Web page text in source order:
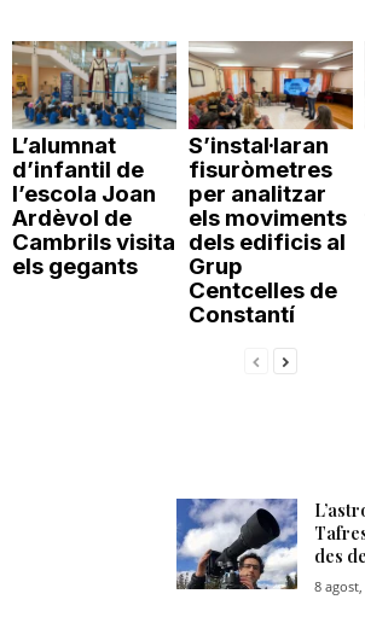
L’alumnat
d’infantil de
l’escola Joan
Ardèvol de
Cambrils visita
els gegants
S’instal·laran
fisuròmetres
per analitzar
els moviments
dels edificis al
Grup
Centcelles de
Constantí